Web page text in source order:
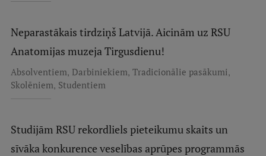
Neparastākais tirdziņš Latvijā. Aicinām uz RSU
Anatomijas muzeja Tirgusdienu!
Absolventiem, Darbiniekiem, Tradicionālie pasākumi,
Skolēniem, Studentiem
Studijām RSU rekordliels pieteikumu skaits un
sīvāka konkurence veselības aprūpes programmās